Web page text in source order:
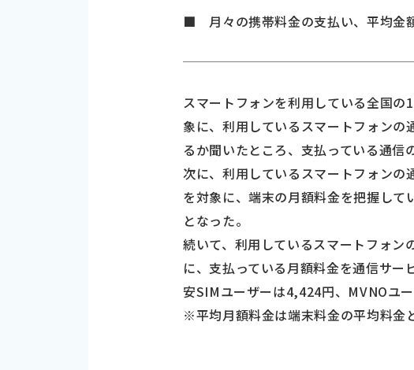
■ 月々の携帯料金の支払い、平均金
スマートフォンを利用している全国
象に、利用しているスマートフォン
るか聞いたところ、支払っている通信
次に、利用しているスマートフォン
を対象に、端末の月額料金を把握し
となった。
続いて、利用しているスマートフォン
に、支払っている月額料金を通信サ
安SIMユーザーは4,424円、MVNOユ
※平均月額料金は端末料金の平均料金